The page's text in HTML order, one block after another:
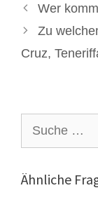
Wer
Zu
Cruz,
nach:
Ähnliche